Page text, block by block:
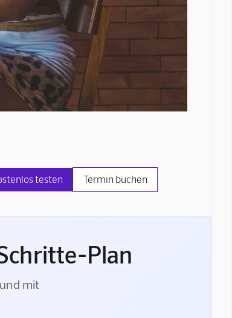
testen Termin buchen
Plan
mit